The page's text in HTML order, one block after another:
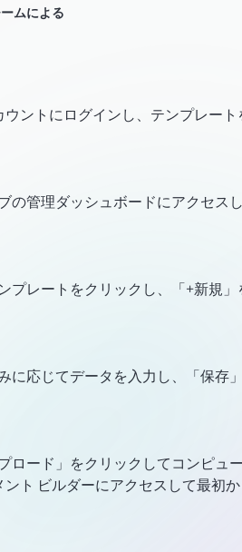
ムによる
ントにログインし、テンプレー
の管理ダッシュボードにアクセス
プレートをクリックし、「+新規」
に応じてデータを入力し、「保存
ロード」をクリックしてコンピュ
ト ビルダーにアクセスして最初